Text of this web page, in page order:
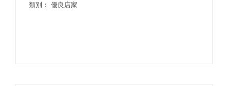
類別： 優良店家